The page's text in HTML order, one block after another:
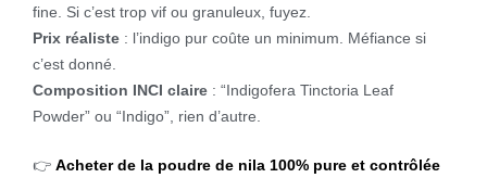
fine. Si c’est trop vif ou granuleux, fuyez.
Prix réaliste : l’indigo pur coûte un minimum. Méfiance si
c’est donné.
Composition INCI claire : “Indigofera Tinctoria Leaf
Powder” ou “Indigo”, rien d’autre.
👉 Acheter de la poudre de nila 100% pure et contrôlée